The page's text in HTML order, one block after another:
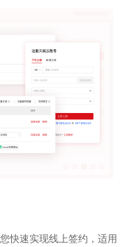
快速实现线上签约，适用